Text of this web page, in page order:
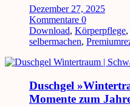
Dezember 27, 2025
Kommentare 0
Download, Körperpflege,
selbermachen,
Duschgel
Momente zum